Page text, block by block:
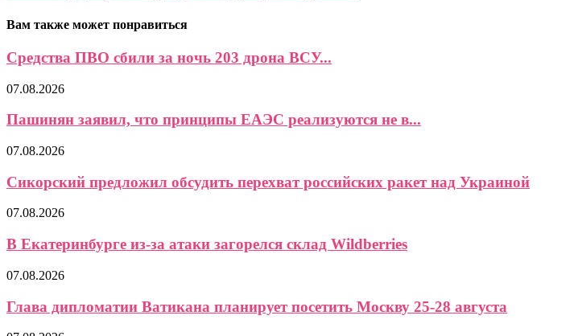
Вам также может понравиться
Средства ПВО сбили за ночь 203 дрона ВСУ...
07.08.2026
Пашинян заявил, что принципы ЕАЭС реализуются не в...
07.08.2026
Сикорский предложил обсудить перехват российских ракет над Украиной
07.08.2026
В Екатеринбурге из-за атаки загорелся склад Wildberries
07.08.2026
Глава дипломатии Ватикана планирует посетить Москву 25-28 августа